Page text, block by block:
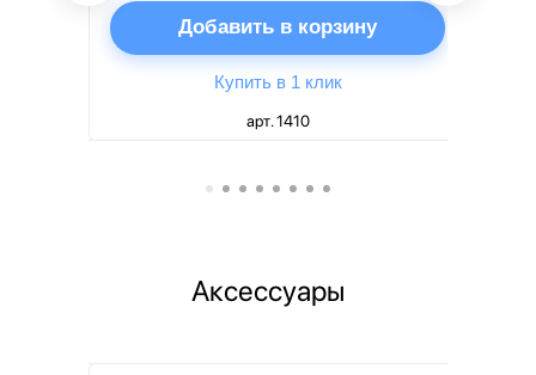
Добавить в корзину
Купить в 1 клик
арт. 1410
Аксессуары